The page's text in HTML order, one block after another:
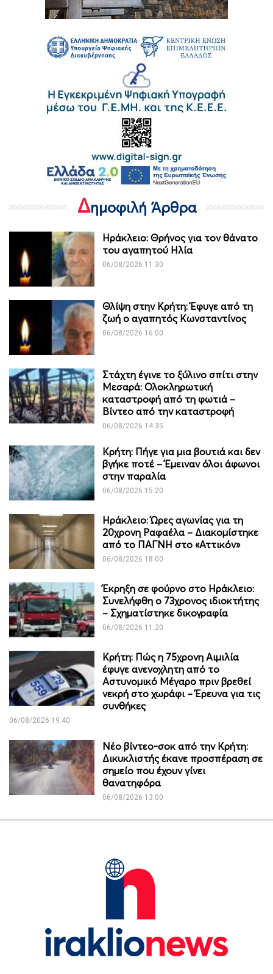
Δημοφιλή Άρθρα
Ηράκλειο: Θρήνος για τον θάνατο
του αγαπητού Ηλία
06/08/2026 11:30
Θλίψη στην Κρήτη: Έφυγε από τη
ζωή ο αγαπητός Κωνσταντίνος
06/08/2026 16:00
Στάχτη έγινε το ξύλινο σπίτι στην
Μεσαρά: Ολοκληρωτική
καταστροφή από τη φωτιά –
Βίντεο από την καταστροφή
06/08/2026 14:35
Κρήτη: Πήγε για μια βουτιά και δεν
βγήκε ποτέ – Έμειναν όλοι άφωνοι
στην παραλία
06/08/2026 15:20
Ηράκλειο: Ώρες αγωνίας για τη
20χρονη Ραφαέλα – Διακομίστηκε
από το ΠΑΓΝΗ στο «Αττικόν»
06/08/2026 18:00
Έκρηξη σε φούρνο στο Ηράκλειο:
Συνελήφθη ο 73χρονος ιδιοκτήτης
– Σχηματίστηκε δικογραφία
06/08/2026 11:20
Κρήτη: Πώς η 75χρονη Αιμιλία
έφυγε ανενοχλητη από το
Αστυνομικό Μέγαρο πριν βρεθεί
νεκρή στο χωράφι – Έρευνα για τις
συνθήκες
06/08/2026 19:40
Νέο βίντεο-σοκ από την Κρήτη:
Δικυκλιστής έκανε προσπέραση σε
σημείο που έχουν γίνει
θανατηφόρα
06/08/2026 13:00